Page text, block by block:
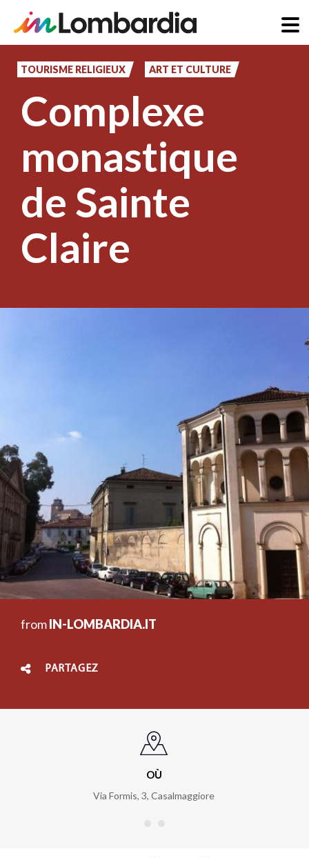
principal
TOURISME RELIGIEUX ART ET CULTURE
Complexe
monastique
de Sainte
Claire
fromIN-LOMBARDIA.IT
PARTAGEZ
OÙ
Via Formis, 3, Casalmaggiore